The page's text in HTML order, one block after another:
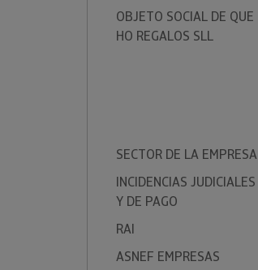
OBJETO SOCIAL DE QUE
HO REGALOS SLL
SECTOR DE LA EMPRESA
INCIDENCIAS JUDICIALES
Y DE PAGO
RAI
ASNEF EMPRESAS